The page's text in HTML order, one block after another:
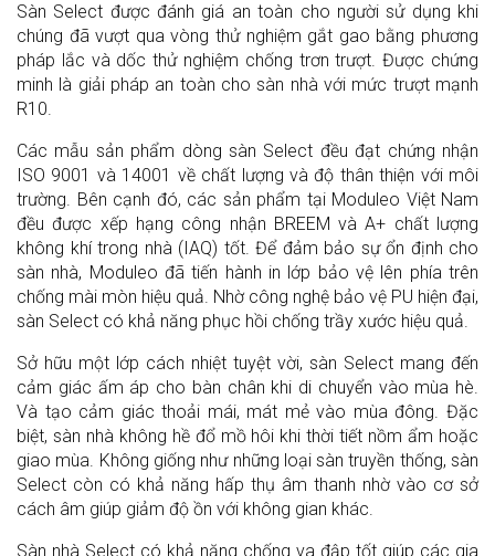
Sàn Select được đánh giá an toàn cho người sử dụng khi
chúng đã vượt qua vòng thử nghiệm gắt gao bằng phương
pháp lắc và dốc thử nghiệm chống trơn trượt. Được chứng
minh là giải pháp an toàn cho sàn nhà với mức trượt mạnh
R10.
Các mẫu sản phẩm dòng sàn Select đều đạt chứng nhận
ISO 9001 và 14001 về chất lượng và độ thân thiện với môi
trường. Bên cạnh đó, các sản phẩm tại Moduleo Việt Nam
đều được xếp hạng công nhận BREEM và A+ chất lượng
không khí trong nhà (IAQ) tốt. Để đảm bảo sự ổn định cho
sàn nhà, Moduleo đã tiến hành in lớp bảo vệ lên phía trên
chống mài mòn hiệu quả. Nhờ công nghệ bảo vệ PU hiện đại,
sàn Select có khả năng phục hồi chống trầy xước hiệu quả.
Sở hữu một lớp cách nhiệt tuyệt vời, sàn Select mang đến
cảm giác ấm áp cho bàn chân khi di chuyển vào mùa hè.
Và tạo cảm giác thoải mái, mát mẻ vào mùa đông. Đặc
biệt, sàn nhà không hề đổ mồ hôi khi thời tiết nồm ẩm hoặc
giao mùa. Không giống như những loại sàn truyền thống, sàn
Select còn có khả năng hấp thụ âm thanh nhờ vào cơ sở
cách âm giúp giảm độ ồn với không gian khác.
Sàn nhà Select có khả năng chống va đập tốt giúp các gia